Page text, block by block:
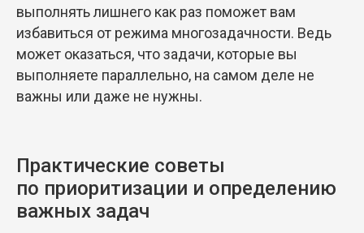
выполнять лишнего как раз поможет вам
избавиться от режима многозадачности. Ведь
может оказаться, что задачи, которые вы
выполняете параллельно, на самом деле не
важны или даже не нужны.
Практические советы
по приоритизации и определению
важных задач